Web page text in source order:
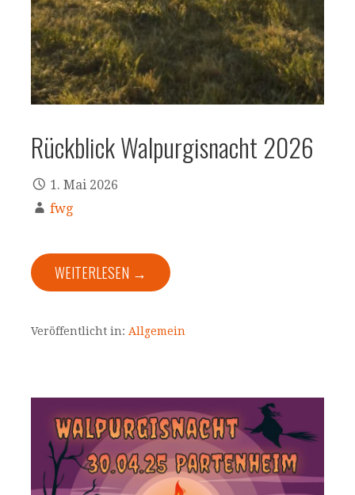
Rückblick Walpurgisnacht 2026
1. Mai 2026
fwg
WEITERLESEN →
Veröffentlicht in: Allgemein